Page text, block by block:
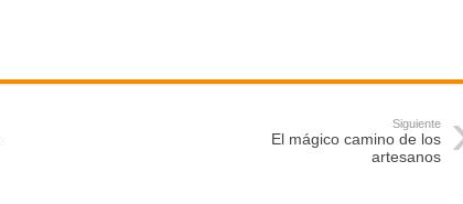
Siguiente
El mágico camino de los
artesanos